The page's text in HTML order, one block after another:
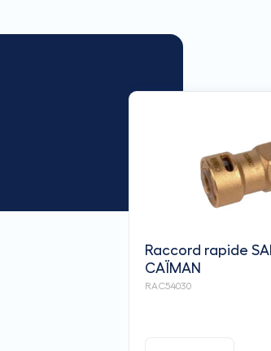
Raccord rapide
CAÏMAN
RAC54030